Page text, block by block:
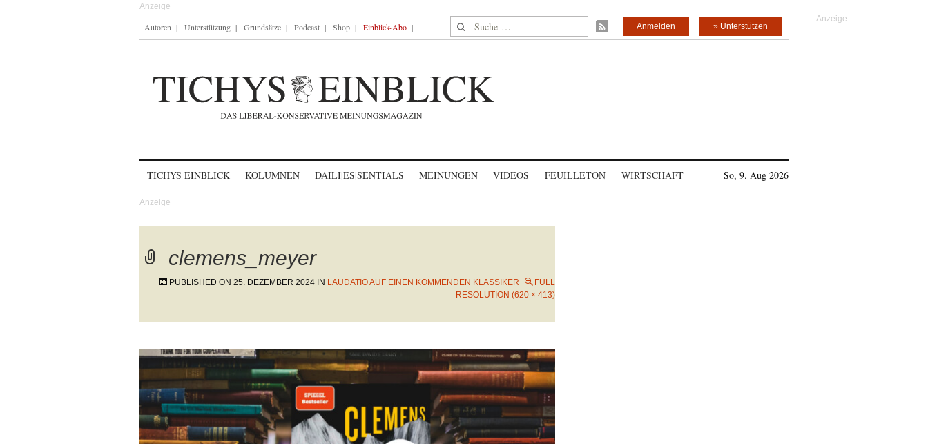
Autoren Unterstützung Grundsätze Podcast Shop Einblick-Abo Suche nach: » Unterstützen
Anmelden
TICHYS EINBLICK KOLUMNEN DAILI|ES|SENTIALS MEINUNGEN VIDEOS FEUILLETON WIRTSCHAFT So, 9. Aug 2026
clemens_meyer
PUBLISHED ON 25. DEZEMBER 2024 IN LAUDATIO AUF EINEN KOMMENDEN KLASSIKER
FULL
RESOLUTION (620 × 413)